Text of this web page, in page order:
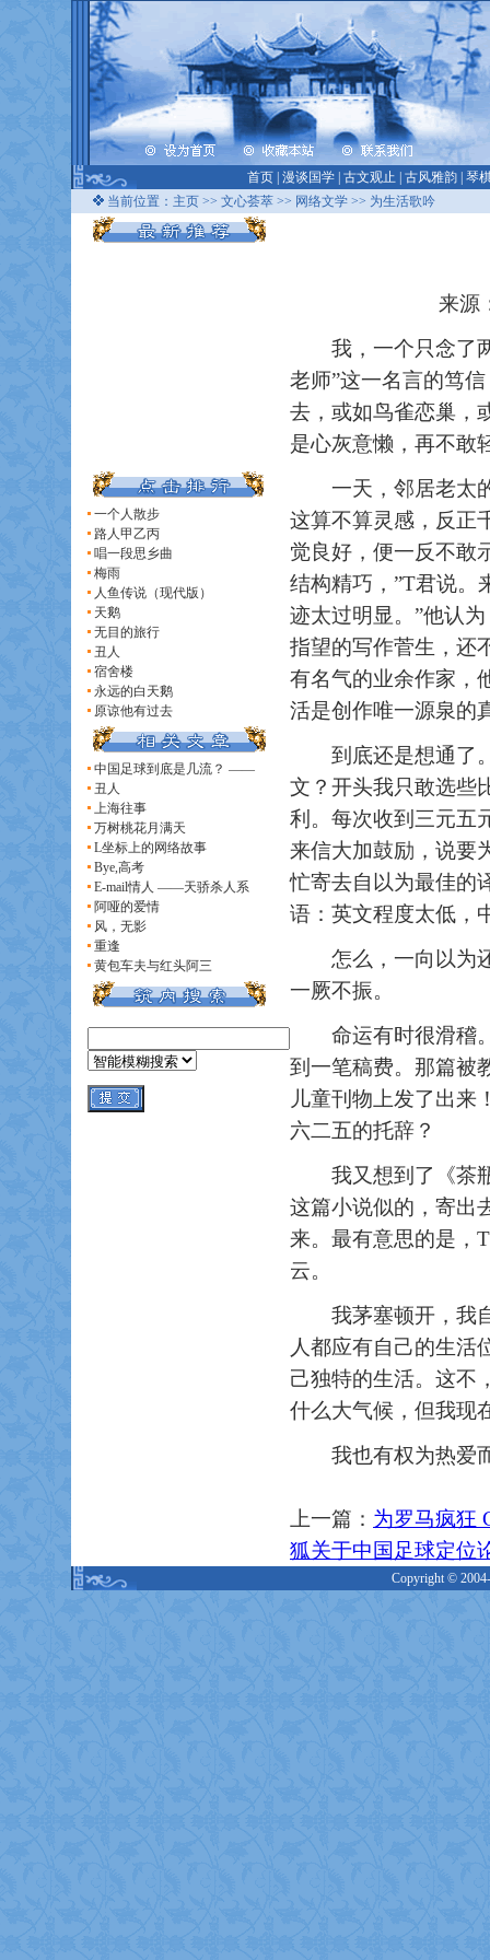
首页 漫谈国学 古文观止 古风雅韵 琴
当前位置： 主页 >> 文心荟萃 >> 网络文学 >> 为生活歌吟
一个人散步
路人甲乙丙
唱一段思乡曲
梅雨
人鱼传说（现代版）
天鹅
无目的旅行
丑人
宿舍楼
永远的白天鹅
原谅他有过去
中国足球到底是几流？ ——
丑人
上海往事
万树桃花月满天
L坐标上的网络故事
Bye,高考
E-mail情人 ——天骄杀人系
阿哑的爱情
风，无影
重逢
黄包车夫与红头阿三
来源
我，一个只念了两
老师”这一名言的笃
去，或如鸟雀恋巢，
是心灰意懒，再不敢
一天，邻居老太的
这算不算灵感，反正
觉良好，便一反不敢
结构精巧，”T君说。
迹太过明显。”他认
指望的写作菅生，还
有名气的业余作家，
活是创作唯一源泉的
到底还是想通了。
文？开头我只敢选些
利。每次收到三元五
来信大加鼓励，说要
忙寄去自以为最佳的
语：英文程度太低
怎么，一向以为还
一厥不振。
命运有时很滑稽。
到一笔稿费。那篇被
儿童刊物上发了出来
六二五的托辞？
我又想到了《茶瓶
这篇小说似的，寄出
来。最有意思的是， T
云。
我茅塞顿开，我自
人都应有自己的生活
己独特的生活。这不
什么大气候，但我现
我也有权为热爱而
上一篇： 为罗马疯狂
狐关于中国足球定位
Copyright ©